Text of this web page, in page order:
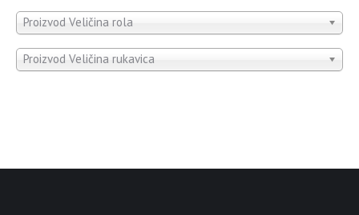
Proizvod Veličina rola
Proizvod Veličina rukavica